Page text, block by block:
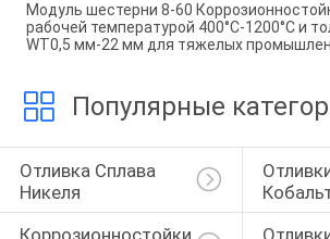
Модуль шестерни 8-60
рабочей температурой 400°C-1200°C и
WT0,5 мм-22 мм для тяжелых
Популярные
Отливка Сплава
Никеля